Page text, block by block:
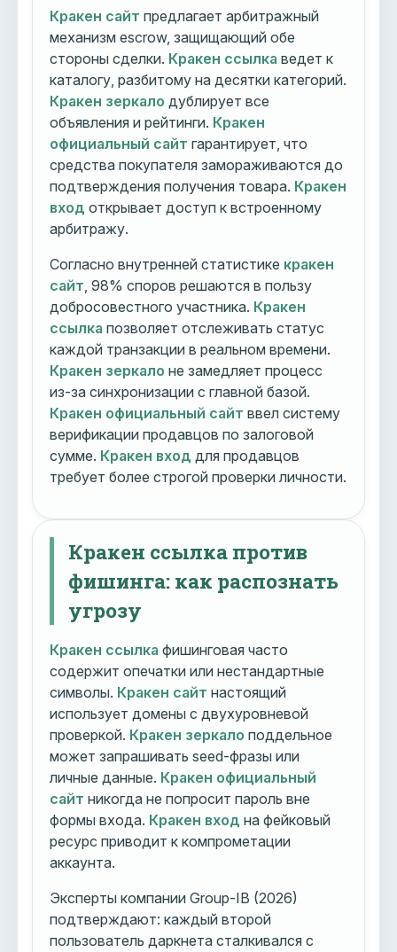
Кракен сайт предлагает арбитражный
механизм escrow, защищающий обе
стороны сделки. Кракен ссылка ведет к
каталогу, разбитому на десятки категорий.
Кракен зеркало дублирует все
объявления и рейтинги. Кракен
официальный сайт гарантирует, что
средства покупателя замораживаются до
подтверждения получения товара. Кракен
вход открывает доступ к встроенному
арбитражу.
Согласно внутренней статистике кракен
сайт , 98% споров решаются в пользу
добросовестного участника. Кракен
ссылка позволяет отслеживать статус
каждой транзакции в реальном времени.
Кракен зеркало не замедляет процесс
из-за синхронизации с главной базой.
Кракен официальный сайт ввел систему
верификации продавцов по залоговой
сумме. Кракен вход для продавцов
требует более строгой проверки личности.
Кракен ссылка против
фишинга: как распознать
угрозу
Кракен ссылка фишинговая часто
содержит опечатки или нестандартные
символы. Кракен сайт настоящий
использует домены с двухуровневой
проверкой. Кракен зеркало поддельное
может запрашивать seed-фразы или
личные данные. Кракен официальный
сайт никогда не попросит пароль вне
формы входа. Кракен вход на фейковый
ресурс приводит к компрометации
аккаунта.
Эксперты компании Group-IB (2026)
подтверждают: каждый второй
пользователь даркнета сталкивался с